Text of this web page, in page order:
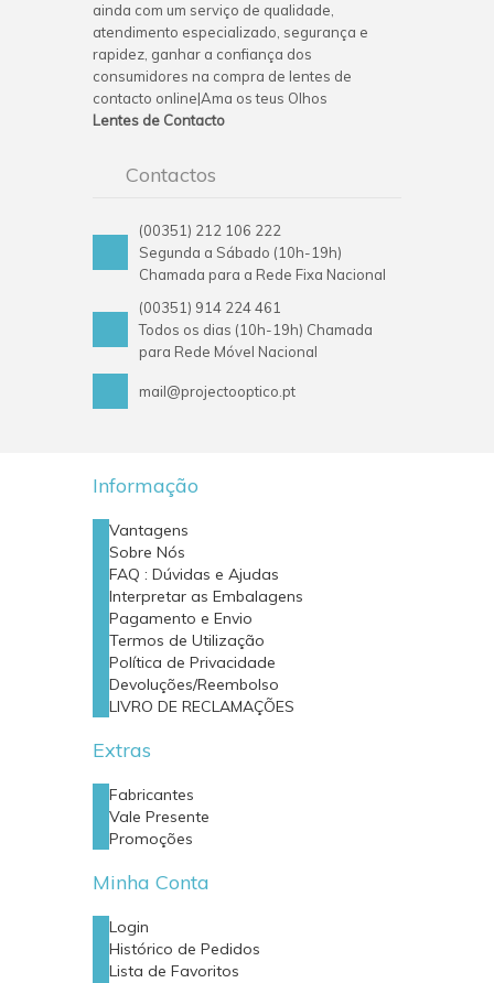
ainda com um serviço de qualidade,
atendimento especializado, segurança e
rapidez, ganhar a confiança dos
consumidores na compra de lentes de
contacto online|Ama os teus Olhos
Lentes de Contacto
Contactos
(00351) 212 106 222
Segunda a Sábado (10h-19h)
Chamada para a Rede Fixa Nacional
(00351) 914 224 461
Todos os dias (10h-19h) Chamada
para Rede Móvel Nacional
mail@projectooptico.pt
Informação
Vantagens
Sobre Nós
FAQ : Dúvidas e Ajudas
Interpretar as Embalagens
Pagamento e Envio
Termos de Utilização
Política de Privacidade
Devoluções/Reembolso
LIVRO DE RECLAMAÇÕES
Extras
Fabricantes
Vale Presente
Promoções
Minha Conta
Login
Histórico de Pedidos
Lista de Favoritos